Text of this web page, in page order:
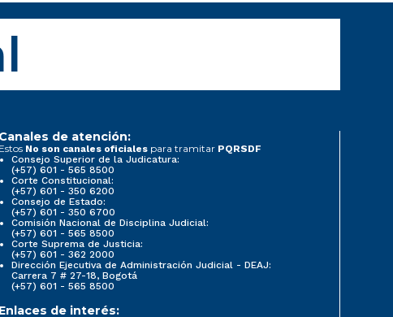
Canales de atención:
Estos No son canales oficiales para tramitar PQRSDF
Consejo Superior de la Judicatura:
(+57) 601 - 565 8500
Corte Constitucional:
(+57) 601 - 350 6200
Consejo de Estado:
(+57) 601 - 350 6700
Comisión Nacional de Disciplina Judicial:
(+57) 601 - 565 8500
Corte Suprema de Justicia:
(+57) 601 - 362 2000
Dirección Ejecutiva de Administración Judicial - DEAJ:
Carrera 7 # 27-18, Bogotá
(+57) 601 - 565 8500
Enlaces de interés: